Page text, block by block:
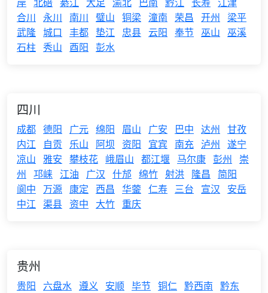
合川 永川 南川 璧山 铜梁 潼南 荣昌 开州
梁平
武隆 城口 丰都 垫江 忠县 云阳 奉节 巫山 巫溪
石柱 秀山 酉阳 彭水
四川
成都 德阳 广元 绵阳 眉山 广安 巴中 达州 甘孜
内江
自贡 乐山 阿坝 资阳 宜宾 南充 泸州 遂宁
凉山 雅安 攀枝花 峨眉山 都江堰 马尔康 彭州
崇
州 邛崃 江油 广汉 什邡 绵竹 射洪 隆昌
简阳
阆中
万源 康定 西昌 华蓥 仁寿 三台 宣汉
安岳
中江
渠县 资中 大竹 重庆
贵州
贵阳 六盘水 遵义 安顺 毕节 铜仁 黔西南 黔东